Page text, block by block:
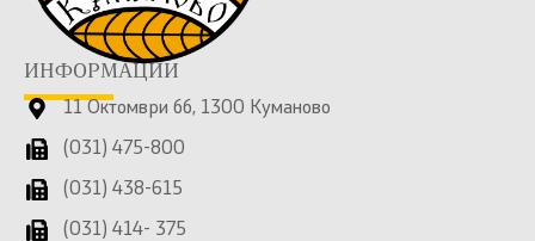
ИНФОРМАЦИИ
11 Октомври бб, 1300 Куманово
(031) 475-800
(031) 438-615
(031) 414- 375